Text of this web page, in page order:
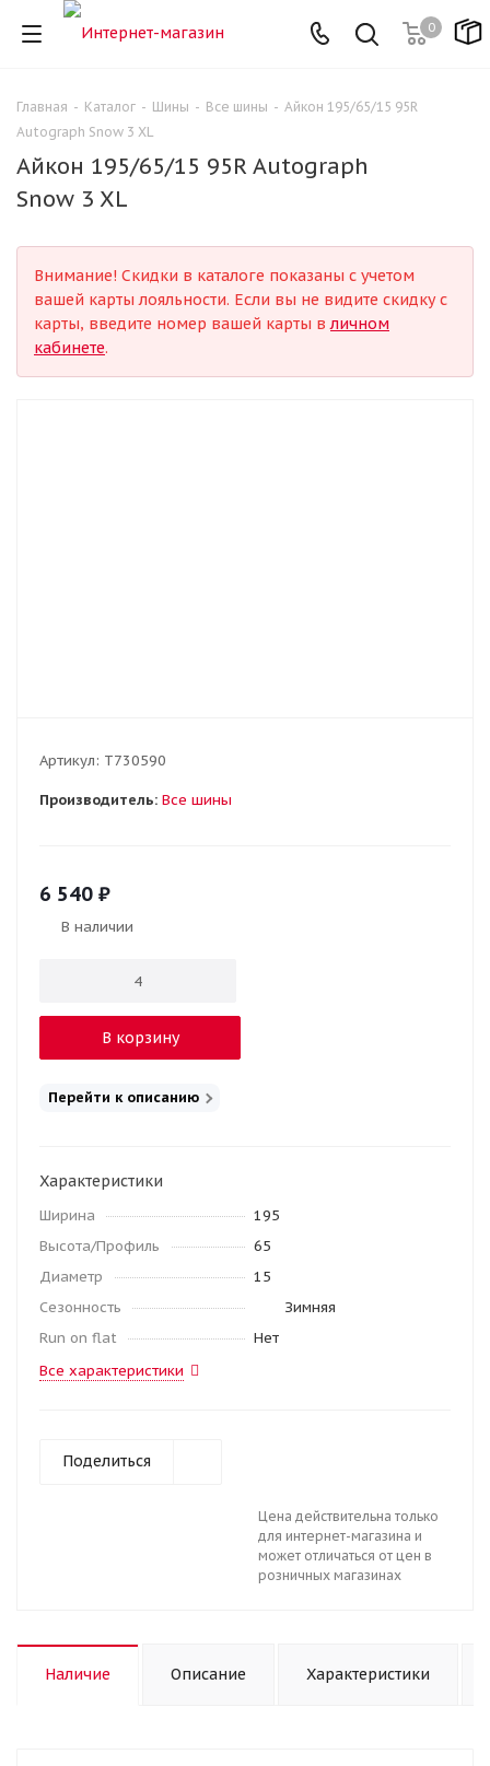
0
Главная - Каталог - Шины - Все шины - Айкон 195/65/15 95R
Autograph Snow 3 XL
Айкон 195/65/15 95R Autograph
Snow 3 XL
Внимание! Скидки в каталоге показаны с учетом
вашей карты лояльности. Если вы не видите скидку с
карты, введите номер вашей карты вличном
кабинете.
Артикул: T730590
Производитель: Все шины
6 540 ₽
В наличии
В корзину
Перейти к описанию
Характеристики
Ширина
195
Высота/Профиль
65
Диаметр
15
Сезонность
Зимняя
Run on flat
Нет
Все характеристики
Поделиться
Цена действительна только
для интернет-магазина и
может отличаться от цен в
розничных магазинах
Наличие Описание Характеристики